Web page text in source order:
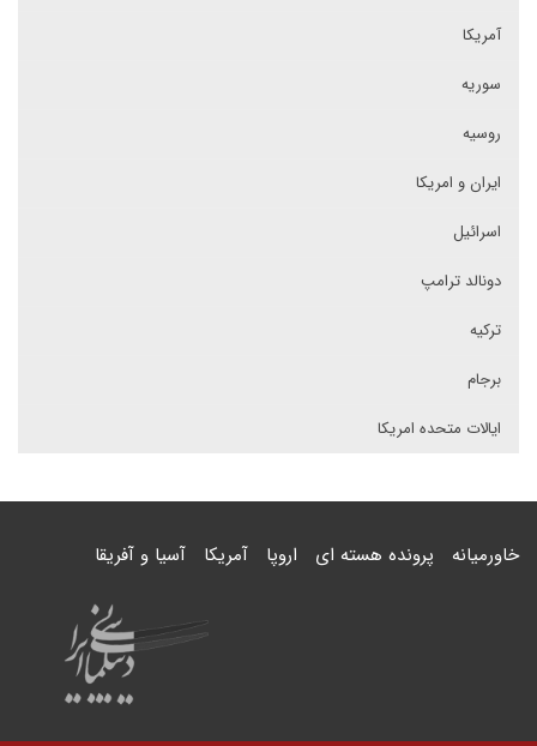
آمریکا
سوریه
روسیه
ایران و امریکا
اسرائیل
دونالد ترامپ
ترکیه
برجام
ایالات متحده امریکا
خاورمیانه پرونده هسته ای اروپا آمریکا آسیا و آفریقا